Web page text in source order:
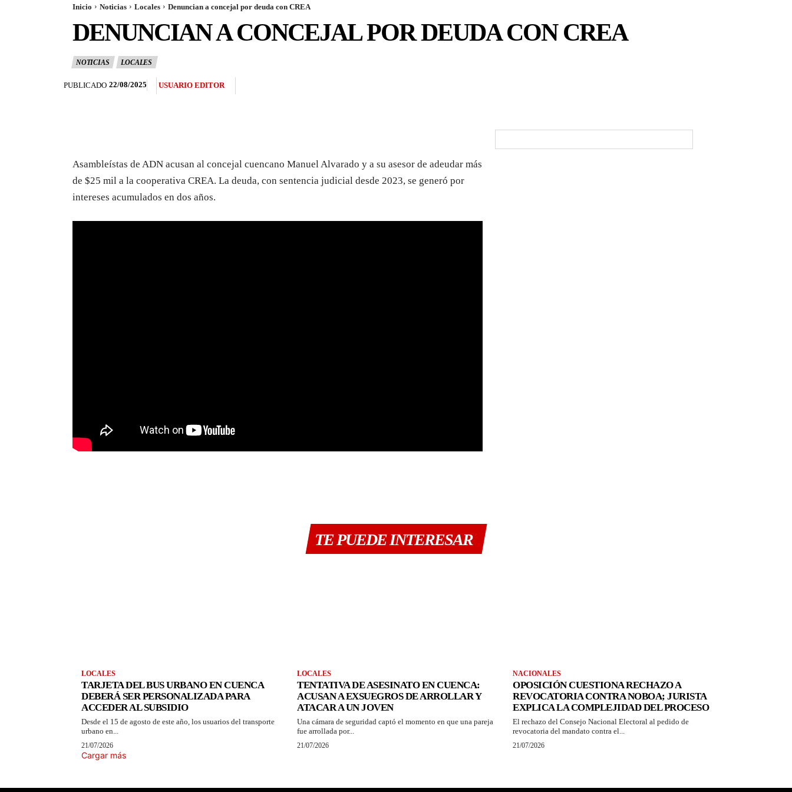
Inicio Noticias Locales Denuncian a concejal por deuda con CREA
DENUNCIAN A CONCEJAL POR DEUDA CON CREA
NOTICIAS LOCALES
PUBLICADO 22/08/2025 USUARIO EDITOR
Asambleístas de ADN acusan al concejal cuencano Manuel Alvarado y a su asesor de adeudar más
de $25 mil a la cooperativa CREA. La deuda, con sentencia judicial desde 2023, se generó por
intereses acumulados en dos años.
TE PUEDE INTERESAR
LOCALES
TARJETA DEL BUS URBANO EN CUENCA
DEBERÁ SER PERSONALIZADA PARA
ACCEDER AL SUBSIDIO
Desde el 15 de agosto de este año, los usuarios del transporte
urbano en...
21/07/2026
LOCALES
TENTATIVA DE ASESINATO EN CUENCA:
ACUSAN A EXSUEGROS DE ARROLLAR Y
ATACAR A UN JOVEN
Una cámara de seguridad captó el momento en que una pareja
fue arrollada por...
21/07/2026
NACIONALES
OPOSICIÓN CUESTIONA RECHAZO A
REVOCATORIA CONTRA NOBOA; JURISTA
EXPLICA LA COMPLEJIDAD DEL PROCESO
El rechazo del Consejo Nacional Electoral al pedido de
revocatoria del mandato contra el...
21/07/2026
Cargar más